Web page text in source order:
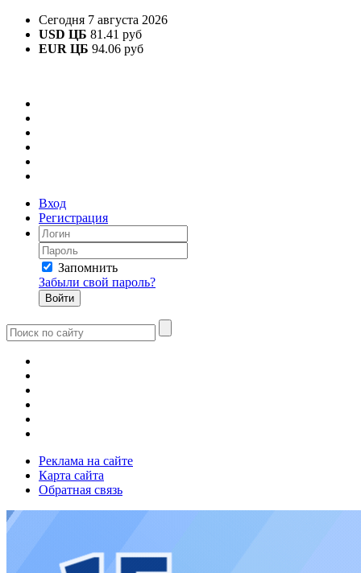
Сегодня 7 августа 2026
USD ЦБ 81.41 руб
EUR ЦБ 94.06 руб
Вход
Регистрация
Запомнить
Забыли свой пароль?
Реклама на сайте
Карта сайта
Обратная связь